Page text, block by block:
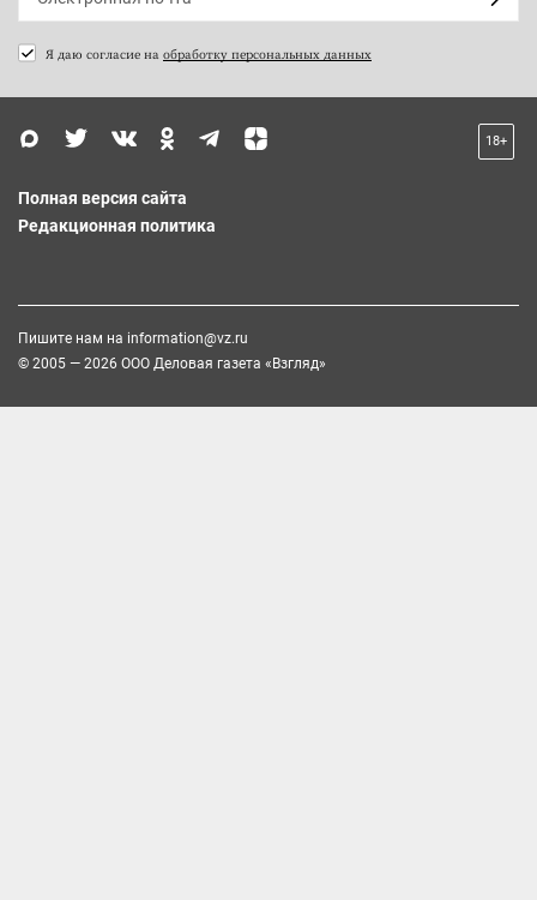
Я даю согласие на обработку персональных данных
18+
Полная версия сайта
Редакционная политика
Пишите нам на information@vz.ru
© 2005 — 2026 ООО Деловая газета «Взгляд»